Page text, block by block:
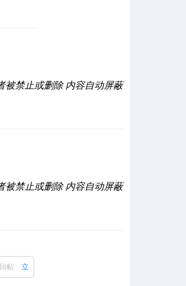
被禁止或删除 内容自动屏蔽
被禁止或删除 内容自动屏蔽
帖
立